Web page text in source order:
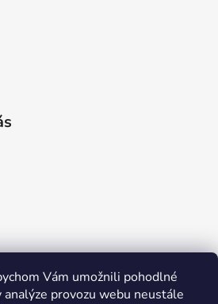
Vám umožnili pohodlné
provozu webu neustále